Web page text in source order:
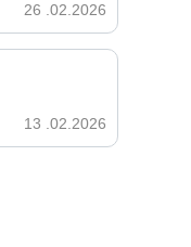
26 .02.2026
13 .02.2026